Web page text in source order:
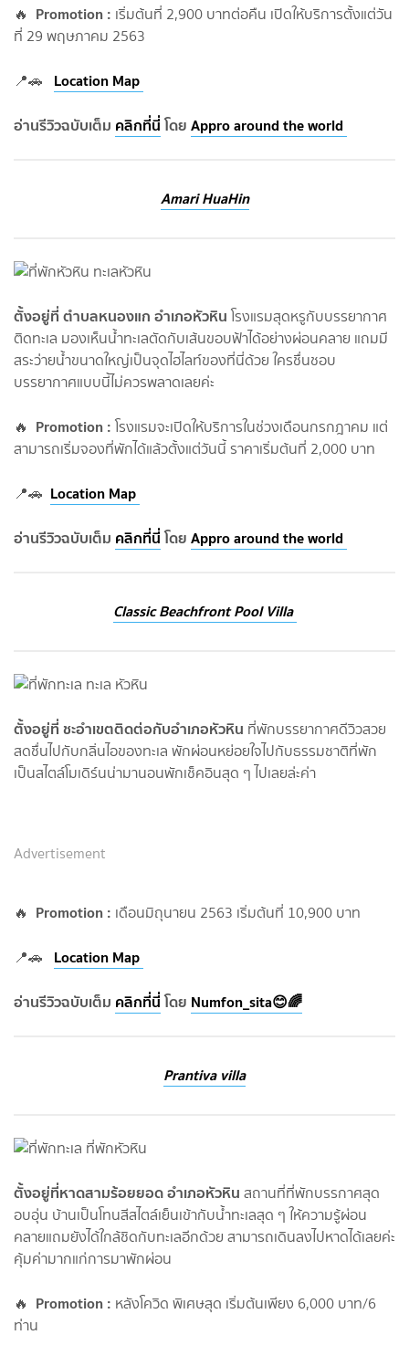
🔥 Promotion : เริ่มต้นที่ 2,900 บาทต่อคืน เปิดให้บริการตั้งแต่วัน
ที่ 29 พฤษภาคม 2563
📍🚗 Location Map
อ่านรีวิวฉบับเต็ม คลิกที่นี่โดยAppro around the world
Amari HuaHin
ตั้งอยู่ที่ ตำบลหนองแก อำเภอหัวหิน โรงแรมสุดหรูกับบรรยากาศ
ติดทะเล มองเห็นน้ำทะเลตัดกับเส้นขอบฟ้าได้อย่างผ่อนคลาย แถมมี
สระว่ายน้ำขนาดใหญ่เป็นจุดไฮไลท์ของที่นี่ด้วย ใครชื่นชอบ
บรรยากาศแบบนี้ไม่ควรพลาดเลยค่ะ
🔥 Promotion : โรงแรมจะเปิดให้บริการในช่วงเดือนกรกฎาคม แต่
สามารถเริ่มจองที่พักได้แล้วตั้งแต่วันนี้ ราคาเริ่มต้นที่ 2,000 บาท
📍🚗 Location Map
อ่านรีวิวฉบับเต็ม คลิกที่นี่โดยAppro around the world
Classic Beachfront Pool Villa
ตั้งอยู่ที่ ชะอำเขตติดต่อกับอำเภอหัวหิน ที่พักบรรยากาศดีวิวสวย
สดชื่นไปกับกลิ่นไอของทะเล พักผ่อนหย่อยใจไปกับธรรมชาติที่พัก
เป็นสไตล์โมเดิร์นน่ามานอนพักเช็คอินสุด ๆ ไปเลยล่ะค่า
Advertisement
🔥 Promotion : เดือนมิถุนายน 2563 เริ่มต้นที่ 10,900 บาท
📍🚗 Location Map
อ่านรีวิวฉบับเต็ม คลิกที่นี่โดย Numfon_sita😊🌈
Prantiva villa
ตั้งอยู่ที่หาดสามร้อยยอด อำเภอหัวหิน สถานที่ที่พักบรรกาศสุด
อบอุ่น บ้านเป็นโทนสีสไตล์เย็นเข้ากับน้ำทะเลสุด ๆ ให้ความรู้ผ่อน
คลายแถมยังได้ใกล้ชิดกับทะเลอีกด้วย สามารถเดินลงไปหาดได้เลยค่ะ
คุ้มค่ามากแก่การมาพักผ่อน
🔥 Promotion : หลังโควิด พิเศษสุด เริ่มต้นเพียง 6,000 บาท/6
ท่าน